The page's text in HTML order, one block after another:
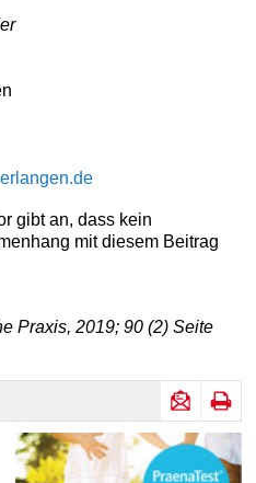
gibt an, dass kein
mit diesem Beitrag
Praxis, 2019; 90 (2) Seite